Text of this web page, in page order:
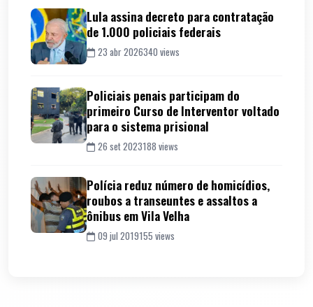
Lula assina decreto para contratação
de 1.000 policiais federais
23 abr 2026340 views
Policiais penais participam do
primeiro Curso de Interventor voltado
para o sistema prisional
26 set 2023188 views
Polícia reduz número de homicídios,
roubos a transeuntes e assaltos a
ônibus em Vila Velha
09 jul 2019155 views